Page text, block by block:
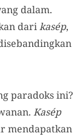
dalam.
darikasép,
paradoks ini?
Kasép
mendapatkan